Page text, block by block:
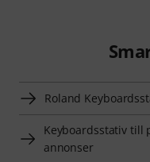
Roland
Keyboardsstativ till
annonser